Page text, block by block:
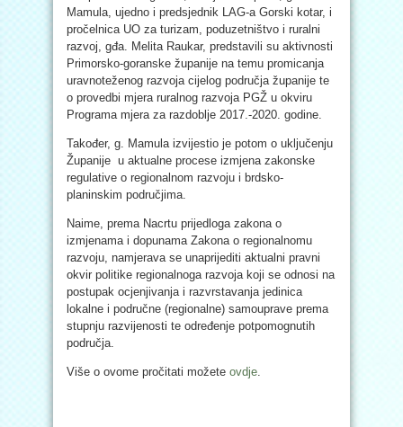
Mamula, ujedno i predsjednik LAG-a Gorski kotar, i
pročelnica UO za turizam, poduzetništvo i ruralni
razvoj, gđa. Melita Raukar, predstavili su aktivnosti
Primorsko-goranske županije na temu promicanja
uravnoteženog razvoja cijelog područja županije te
o provedbi mjera ruralnog razvoja PGŽ u okviru
Programa mjera za razdoblje 2017.-2020. godine.
Također, g. Mamula izvijestio je potom o uključenju
Županije u aktualne procese izmjena zakonske
regulative o regionalnom razvoju i brdsko-
planinskim područjima.
Naime, prema Nacrtu prijedloga zakona o
izmjenama i dopunama Zakona o regionalnomu
razvoju, namjerava se unaprijediti aktualni pravni
okvir politike regionalnoga razvoja koji se odnosi na
postupak ocjenjivanja i razvrstavanja jedinica
lokalne i područne (regionalne) samouprave prema
stupnju razvijenosti te određenje potpomognutih
područja.
Više o ovome pročitati možete ovdje.